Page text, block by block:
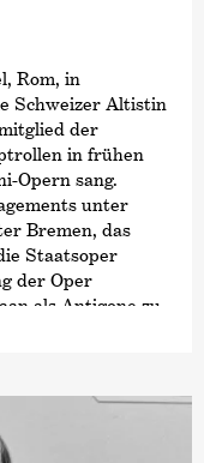
Rom, in
Schweizer Altistin
der
in frühen
Opern sang.
unter
Bremen, das
Staatsoper
der Oper
als Antigone zu
zudem intensiv